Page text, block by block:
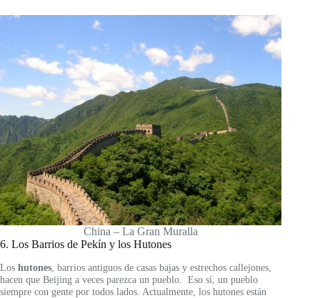
China – La Gran Muralla
6. Los Barrios de Pekín y los Hutones
Los hutones , barrios antiguos de casas bajas y estrechos callejones,
hacen que Beijing a veces parezca un pueblo. Eso sí, un pueblo
siempre con gente por todos lados. Actualmente, los hutones están